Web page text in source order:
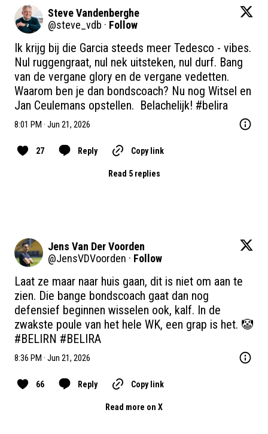
Steve Vandenberghe
@steve_vdb · Follow
Ik krijg bij die Garcia steeds meer Tedesco - vibes.
Nul ruggengraat, nul nek uitsteken, nul durf. Bang
van de vergane glory en de vergane vedetten.
Waarom ben je dan bondscoach? Nu nog Witsel en
Jan Ceulemans opstellen.  Belachelijk! #belira
8:01 PM · Jun 21, 2026
27 Reply Copy link
Read 5 replies
Jens Van Der Voorden
@JensVDVoorden · Follow
Laat ze maar naar huis gaan, dit is niet om aan te
zien. Die bange bondscoach gaat dan nog
defensief beginnen wisselen ook, kalf. In de
#BELIRN #BELIRA
8:36 PM · Jun 21, 2026
66 Reply Copy link
Read more on X